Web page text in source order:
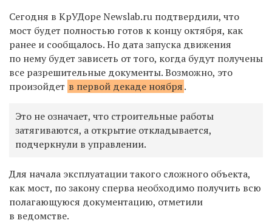
Сегодня в КрУДоре Newslab.ru подтвердили, что
мост будет полностью готов к концу октября, как
ранее и сообщалось. Но дата запуска движения
по нему будет зависеть от того, когда будут получены
все разрешительные документы. Возможно, это
произойдет в первой декаде ноября.
Это не означает, что строительные работы
затягиваются, а открытие откладывается,
подчеркнули в управлении.
Для начала эксплуатации такого сложного объекта,
как мост, по закону сперва необходимо получить всю
полагающуюся документацию, отметили
в ведомстве.